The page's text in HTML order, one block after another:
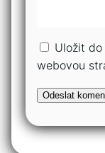
Uložit
webovou